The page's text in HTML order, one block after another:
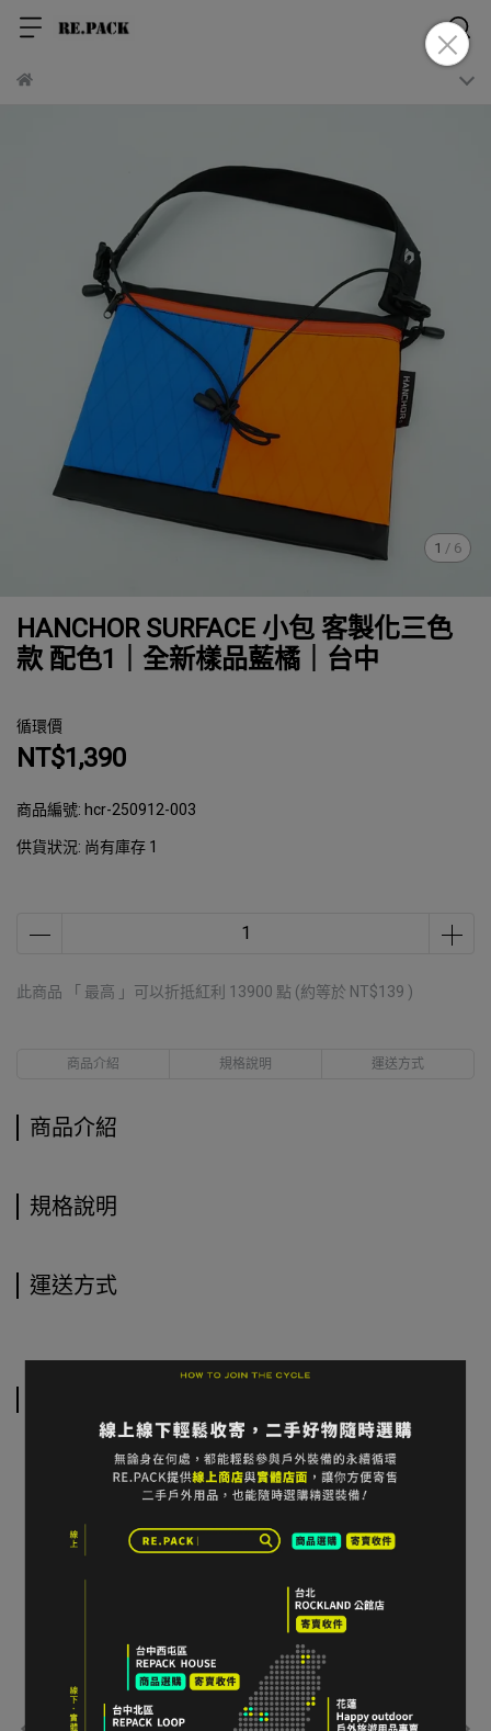
1 / 6
HANCHOR SURFACE 小包 客製化三色
款 配色1｜全新樣品藍橘｜台中
循環價
NT$1,390
商品編號:hcr-250912-003
供貨狀況: 尚有庫存 1
此商品 「 最高 」可以折抵紅利 13900 點 (約等於 NT$139 )
商品介紹 規格說明 運送方式
商品介紹
規格說明
運送方式